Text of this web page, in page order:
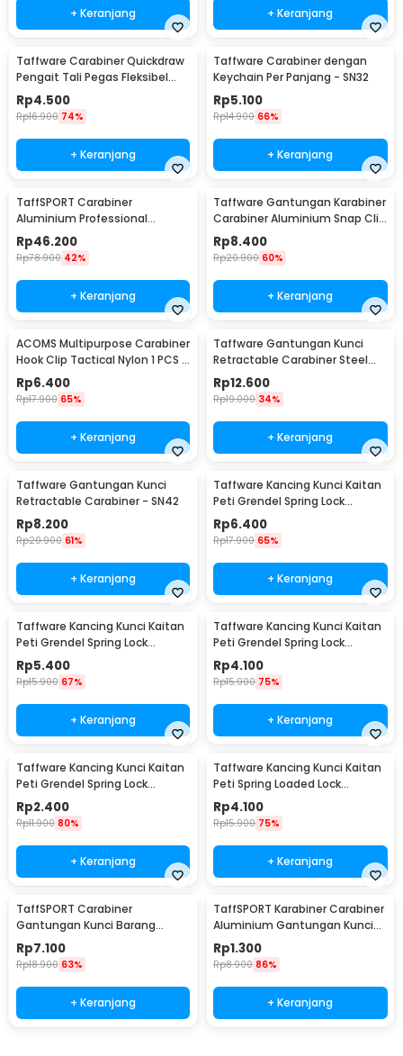
+ Keranjang + Keranjang
Taffware Carabiner Quickdraw
Pengait Tali Pegas Fleksibel
Outdoor EDC - SN44
Rp4.500
Rp16.900 74%
+ Keranjang
Taffware Carabiner dengan
Keychain Per Panjang - SN32
Rp5.100
Rp14.900 66%
+ Keranjang
TaffSPORT Carabiner
Aluminium Professional
Heavy-Duty Locking 25kN -
CE21
Rp46.200
Rp78.900 42%
+ Keranjang
Taffware Gantungan Karabiner
Carabiner Aluminium Snap Clip
Lock 6 PCS - ST15
Rp8.400
Rp20.900 60%
+ Keranjang
ACOMS Multipurpose Carabiner
Hook Clip Tactical Nylon 1 PCS -
HW75
Rp6.400
Rp17.900 65%
+ Keranjang
Taffware Gantungan Kunci
Retractable Carabiner Steel
Wire - SN40
Rp12.600
Rp19.000 34%
+ Keranjang
Taffware Gantungan Kunci
Retractable Carabiner - SN42
Rp8.200
Rp20.900 61%
+ Keranjang
Taffware Kancing Kunci Kaitan
Peti Grendel Spring Lock
Stainless Steel XL - J107
Rp6.400
Rp17.900 65%
+ Keranjang
Taffware Kancing Kunci Kaitan
Peti Grendel Spring Lock
Stainless Steel L - J107
Rp5.400
Rp15.900 67%
+ Keranjang
Taffware Kancing Kunci Kaitan
Peti Grendel Spring Lock
Stainless Steel M - J107
Rp4.100
Rp15.900 75%
+ Keranjang
Taffware Kancing Kunci Kaitan
Peti Grendel Spring Lock
Stainless Steel S - J107
Rp2.400
Rp11.900 80%
+ Keranjang
Taffware Kancing Kunci Kaitan
Peti Spring Loaded Lock
Stainless Steel M - J108
Rp4.100
Rp15.900 75%
+ Keranjang
TaffSPORT Carabiner
Gantungan Kunci Barang
Stainless Steel Snap Hook -
AT32
Rp7.100
Rp18.900 63%
+ Keranjang
TaffSPORT Karabiner Carabiner
Aluminium Gantungan Kunci
EDC Outdoor 4.6cm - 698
Rp1.300
Rp8.900 86%
+ Keranjang